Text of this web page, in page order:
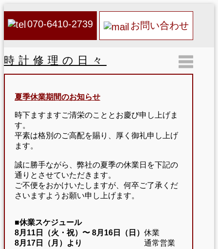
070-6410-2739 お問い合わせ
時計修理の日々
夏季休業期間のお知らせ
時下ますますご清栄のこととお慶び申し上げま
す。
平素は格別のご高配を賜り、厚く御礼申し上げ
ます。
誠に勝手ながら、弊社の夏季の休業日を下記の
通りとさせていただきます。
ご不便をおかけいたしますが、何卒ご了承くだ
さいますようお願い申し上げます。
■休業スケジュール
8月11日（火・祝）〜 8月16日（日） 休業
8月17日（月）より
通常営業